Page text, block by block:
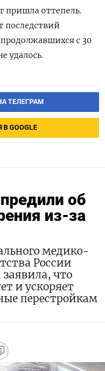
пришла оттепель.
последствий
с 30
удалось.
ТЕЛЕГРАМ
GOOGLE
об
из-за
медико-
России
что
и ускоряет
перестройкам